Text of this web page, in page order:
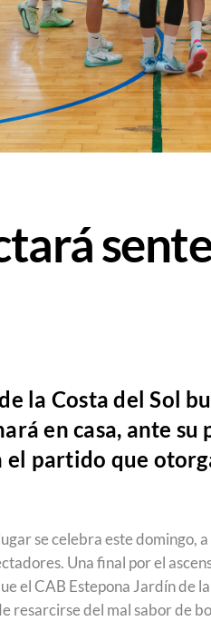
la Costa del Sol
en casa, ante
partido que
se celebra este domingo,
Una final por el
el CAB Estepona Jardín de
del mal sabor de